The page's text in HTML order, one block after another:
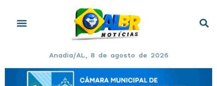
Anadia/AL, 8 de agosto de 2026